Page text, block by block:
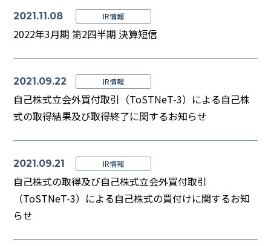
2021.11.08 IR情報
2022年3月期 第2四半期 決算短信
2021.09.22 IR情報
自己株式立会外買付取引（ToSTNeT-3）による自己株
式の取得結果及び取得終了に関するお知らせ
2021.09.21 IR情報
自己株式の取得及び自己株式立会外買付取引
（ToSTNeT-3）による自己株式の買付けに関するお知
らせ